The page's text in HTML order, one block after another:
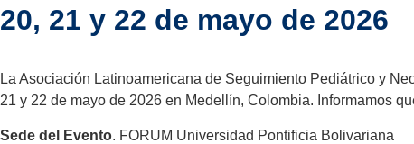
20, 21 y 22 de mayo de 2026
La Asociación Latinoamericana de Seguimiento Pediátrico y
21 y 22 de mayo de 2026 en Medellín, Colombia. Informamos
Sede del Evento. FORUM Universidad Pontificia Bolivariana